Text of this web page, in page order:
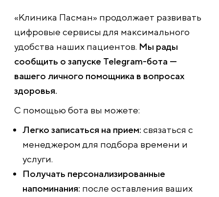
«Клиника Пасман» продолжает развивать
цифровые сервисы для максимального
удобства наших пациентов. Мы рады
сообщить о запуске Telegram-бота —
вашего личного помощника в вопросах
здоровья.
С помощью бота вы можете:
Легко записаться на прием: связаться с
менеджером для подбора времени и
услуги.
Получать персонализированные
напоминания: после оставления ваших